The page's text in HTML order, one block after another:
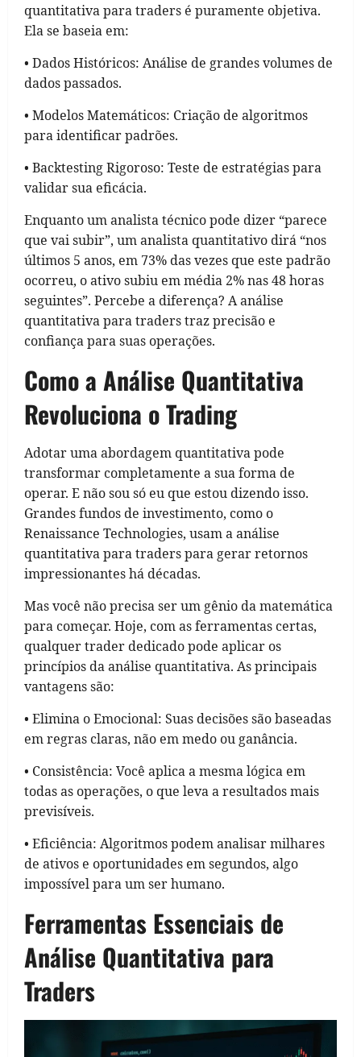
quantitativa para traders é puramente objetiva.
Ela se baseia em:
• Dados Históricos: Análise de grandes volumes de
dados passados.
• Modelos Matemáticos: Criação de algoritmos
para identificar padrões.
• Backtesting Rigoroso: Teste de estratégias para
validar sua eficácia.
Enquanto um analista técnico pode dizer “parece
que vai subir”, um analista quantitativo dirá “nos
últimos 5 anos, em 73% das vezes que este padrão
ocorreu, o ativo subiu em média 2% nas 48 horas
seguintes”. Percebe a diferença? A análise
quantitativa para traders traz precisão e
confiança para suas operações.
Como a Análise Quantitativa
Revoluciona o Trading
Adotar uma abordagem quantitativa pode
transformar completamente a sua forma de
operar. E não sou só eu que estou dizendo isso.
Grandes fundos de investimento, como o
Renaissance Technologies, usam a análise
quantitativa para traders para gerar retornos
impressionantes há décadas.
Mas você não precisa ser um gênio da matemática
para começar. Hoje, com as ferramentas certas,
qualquer trader dedicado pode aplicar os
princípios da análise quantitativa. As principais
vantagens são:
• Elimina o Emocional: Suas decisões são baseadas
em regras claras, não em medo ou ganância.
• Consistência: Você aplica a mesma lógica em
todas as operações, o que leva a resultados mais
previsíveis.
• Eficiência: Algoritmos podem analisar milhares
de ativos e oportunidades em segundos, algo
impossível para um ser humano.
Ferramentas Essenciais de
Análise Quantitativa para
Traders